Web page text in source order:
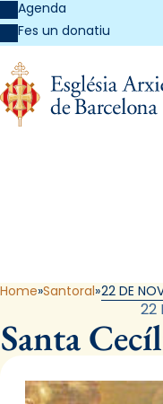
Agenda
Fes un donatiu
Home Santoral 22 DE
22
Santa